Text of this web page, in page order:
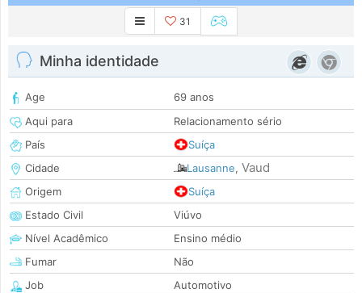
31
Minha identidade
Age
69 anos
Aqui para
Relacionamento sério
País
Suíça
Cidade
Lausanne, Vaud
Origem
Suíça
Estado Civil
Viúvo
Nível Acadêmico
Ensino médio
Fumar
Não
Job
Automotivo